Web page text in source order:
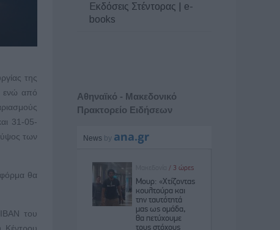
της
ενώ από
31-05-
ύψος των
θα
του
Εκδόσεις Στέντορας | e-
books
Αθηναϊκό - Μακεδονικό
Πρακτορείο Ειδήσεων